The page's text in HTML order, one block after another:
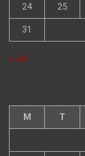
24 25
31
« Jul
M T